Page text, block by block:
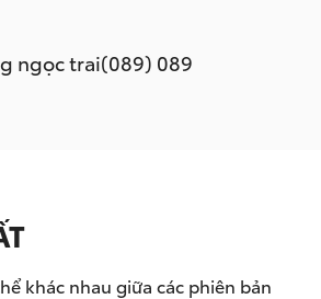
ngọc trai(089) 089
khác nhau giữa các phiên bản